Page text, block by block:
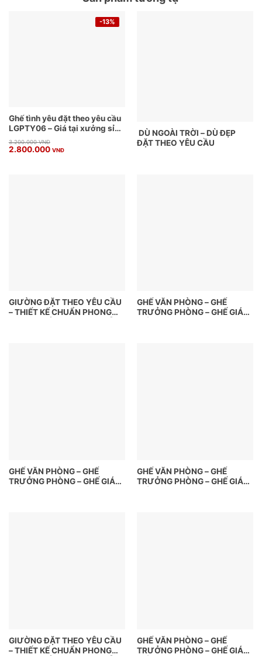
-13%
Ghế tình yêu đặt theo yêu cầu
LGPTY06 – Giá tại xưởng sỉ
và lẻ
3.200.000VNĐ
Giá
gốc
2.800.000 VNĐ
Giá
hiện
DÙ NGOÀI TRỜI – DÙ ĐẸP
ĐẶT THEO YÊU CẦU
GIƯỜNG ĐẶT THEO YÊU CẦU
– THIẾT KẾ CHUẨN PHONG
GHẾ VĂN PHÒNG – GHẾ
TRƯỞNG PHÒNG – GHẾ GIÁM
GHẾ VĂN PHÒNG – GHẾ
TRƯỞNG PHÒNG – GHẾ GIÁM
GHẾ VĂN PHÒNG – GHẾ
TRƯỞNG PHÒNG – GHẾ GIÁM
GIƯỜNG ĐẶT THEO YÊU CẦU
– THIẾT KẾ CHUẨN PHONG
GHẾ VĂN PHÒNG – GHẾ
TRƯỞNG PHÒNG – GHẾ GIÁM